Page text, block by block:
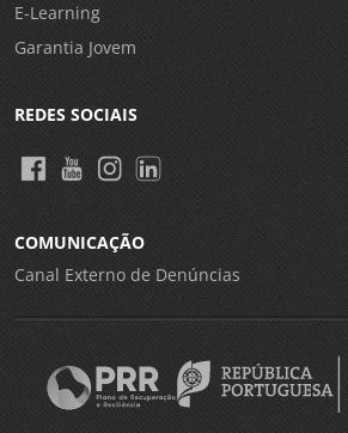
E-Learning
Garantia Jovem
REDES SOCIAIS
COMUNICAÇÃO
Canal Externo de Denúncias